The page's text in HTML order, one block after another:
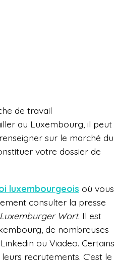
de travail
au Luxembourg, il peut
sur le marché du
votre dossier de
luxembourgeois où vous
consulter la presse
Luxemburger Wort. Il est
de nombreuses
ou Viadeo. Certains
recrutements. C’est le